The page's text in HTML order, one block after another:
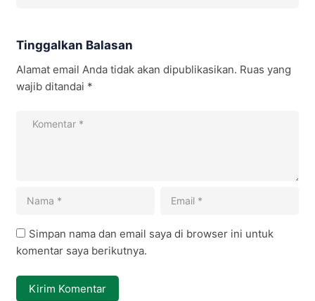
Tinggalkan Balasan
Alamat email Anda tidak akan dipublikasikan. Ruas yang
wajib ditandai *
Simpan nama dan email saya di browser ini untuk
komentar saya berikutnya.